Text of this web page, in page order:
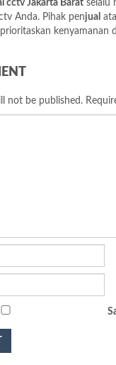
cctv Jakarta Barat selalu
Anda. Pihak penjual
kenyamanan
not be published.